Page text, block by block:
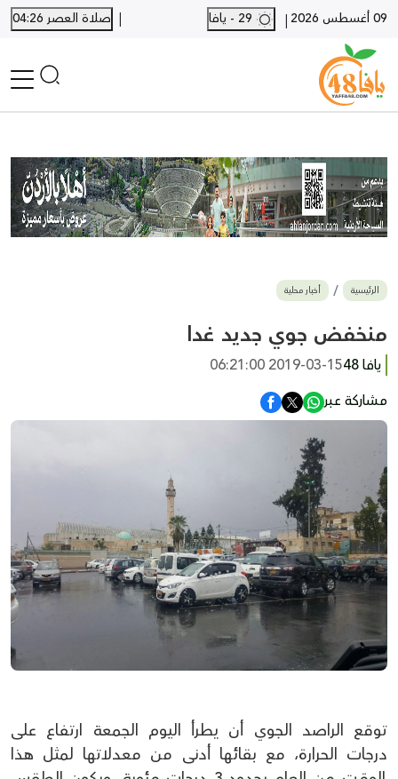
09 أغسطس 2026 |
| صلاة العصر 04:26
أخبار محلية
أخبار يافا
SHORTS
أخبار اللد والرملة
بيع وشراء
أخبار القدس
وفيات
المزيد
الرئيسية أخبار محلية
منخفض جوي جديد غدا
يافا 48
2019-03-15 06:21:00
مشاركة عبر
توقع الراصد الجوي أن يطرأ اليوم الجمعة ارتفاع على
درجات الحرارة، مع بقائها أدنى من معدلاتها لمثل هذا